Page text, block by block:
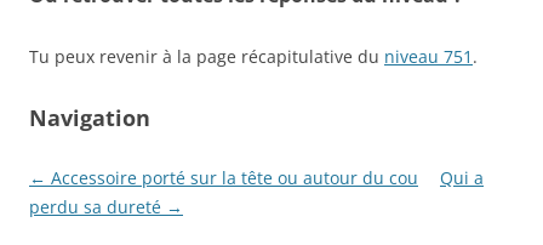
Tu peux revenir à la page récapitulative du niveau 751 .
Navigation
← Accessoire porté sur la tête ou autour du cou
Qui a
perdu sa dureté →